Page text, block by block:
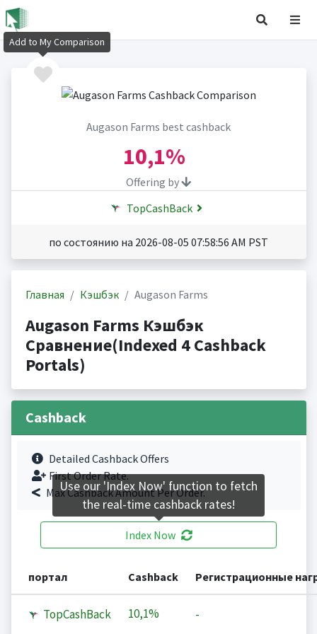
Augason Farms best cashback
10,1%
Offering by
TopCashBack
по состоянию на 2026-08-05 07:58:56 AM PST
Главная Кэшбэк Augason Farms
Augason Farms Кэшбэк
Сравнение(Indexed 4 Cashback
Portals)
Cashback
Detailed Cashback Offers
First Order Rate.
Max Cashback Amount Per Order.
Index Now
портал Cashback Регистрационные
TopCashBack 10,1% -
Add to My Comparison
Use our 'Index Now' function to fetch
the real-time cashback rates!